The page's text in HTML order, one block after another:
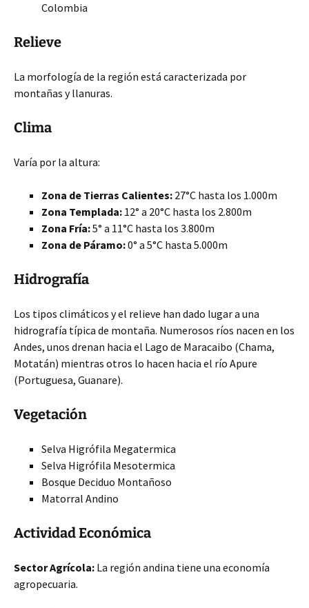
Colombia
Relieve
La morfología de la región está caracterizada por
montañas y llanuras.
Clima
Varía por la altura:
Zona de Tierras Calientes: 27°C hasta los 1.000m
Zona Templada: 12° a 20°C hasta los 2.800m
Zona Fría:5° a 11°C hasta los 3.800m
Zona de Páramo:0° a 5°C hasta 5.000m
Hidrografía
Los tipos climáticos y el relieve han dado lugar a una
hidrografía típica de montaña. Numerosos ríos nacen en los
Andes, unos drenan hacia el Lago de Maracaibo (Chama,
Motatán) mientras otros lo hacen hacia el río Apure
(Portuguesa, Guanare).
Vegetación
Selva Higrófila Megatermica
Selva Higrófila Mesotermica
Bosque Deciduo Montañoso
Matorral Andino
Actividad Económica
Sector Agrícola: La región andina tiene una economía
agropecuaria.